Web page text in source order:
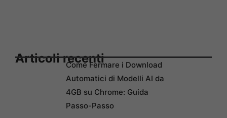
Articoli recentiCome Fermare i Download
Automatici di Modelli AI da
4GB su Chrome: Guida
Passo-Passo